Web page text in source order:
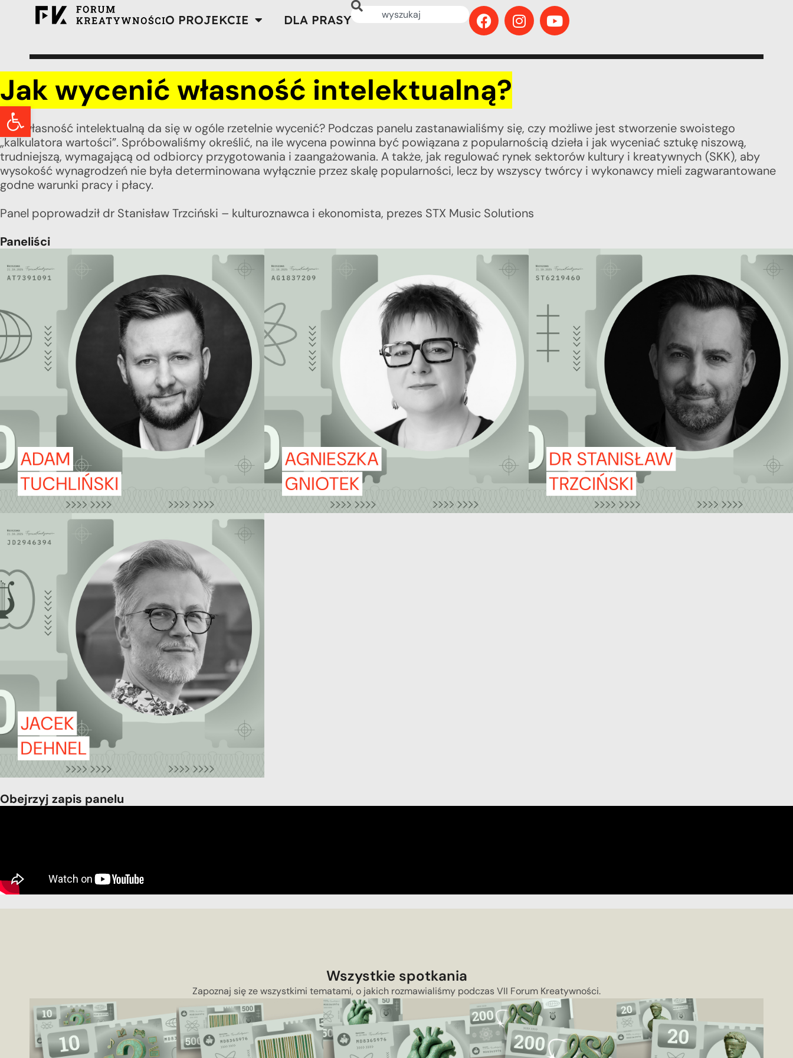
Otwórz pasek narzędzi
O PROJEKCIE DLA PRASY
Jak wycenić własność intelektualną?
Czy własność intelektualną da się w ogóle rzetelnie wycenić? Podczas panelu zastanawialiśmy się, czy możliwe jest stworzenie swoistego
„kalkulatora wartości”. Spróbowaliśmy określić, na ile wycena powinna być powiązana z popularnością dzieła i jak wyceniać sztukę niszową,
trudniejszą, wymagającą od odbiorcy przygotowania i zaangażowania. A także, jak regulować rynek sektorów kultury i kreatywnych (SKK), aby
wysokość wynagrodzeń nie była determinowana wyłącznie przez skalę popularności, lecz by wszyscy twórcy i wykonawcy mieli zagwarantowane
godne warunki pracy i płacy.
Panel poprowadził dr Stanisław Trzciński – kulturoznawca i ekonomista, prezes STX Music Solutions
Paneliści
Obejrzyj zapis panelu
Wszystkie spotkania
Zapoznaj się ze wszystkimi tematami, o jakich rozmawialiśmy podczas VII Forum Kreatywności.